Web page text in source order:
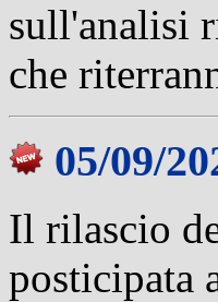
sull'analisi
che
05/09/
Il rilascio
posticipata